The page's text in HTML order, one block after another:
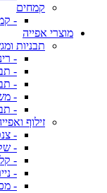
קמחים
-
מוצרי אפייה
תבניות
-
-
-
-
-
זילוף
-
-
-
-
-